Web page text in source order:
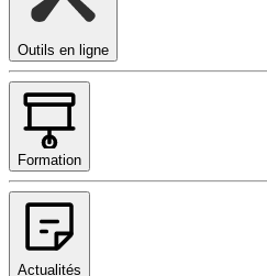
Outils en ligne
Formation
Actualités